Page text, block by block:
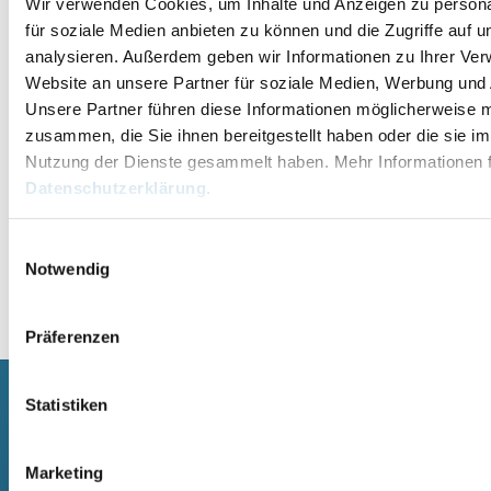
für soziale Medien anbieten zu können und die Zugriffe auf
analysieren. Außerdem geben wir Informationen zu Ihrer
Website an unsere Partner für soziale Medien, Werbung
Unsere Partner führen diese Informationen möglicherweise
zusammen, die Sie ihnen bereitgestellt haben oder die sie
Nutzung der Dienste gesammelt haben. Mehr Informationen
Datenschutzerklärung
Notwendig
Präferenzen
Statistiken
Marketing
RUNDBECKEN RIMINI